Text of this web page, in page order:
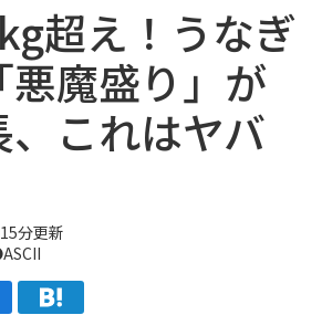
o
n
超え！うなぎ
悪魔盛り」が
これはヤバ
分更新